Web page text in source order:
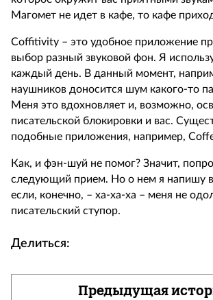
Магомет не идет в кафе, то кафе
Coffitivity – это удобное приложение
выбор разный звуковой фон. Я
каждый день. В данный момент,
наушников доносится шум какого-то
Меня это вдохновляет и, возможно,
писательской блокировки и вас.
подобные приложения, например,
Как, и фэн-шуй не помог? Значит,
следующий прием. Но о нем я напишу в
если, конечно, – ха-ха-ха – меня не
писательский ступор.
Делиться:
Предыдущая